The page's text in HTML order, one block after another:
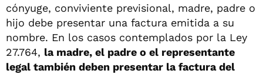
cónyuge, conviviente previsional, madre, padre o
hijo debe presentar una factura emitida a su
nombre. En los casos contemplados por la Ley
27.764, la madre, el padre o el representante
legal también deben presentar la factura del